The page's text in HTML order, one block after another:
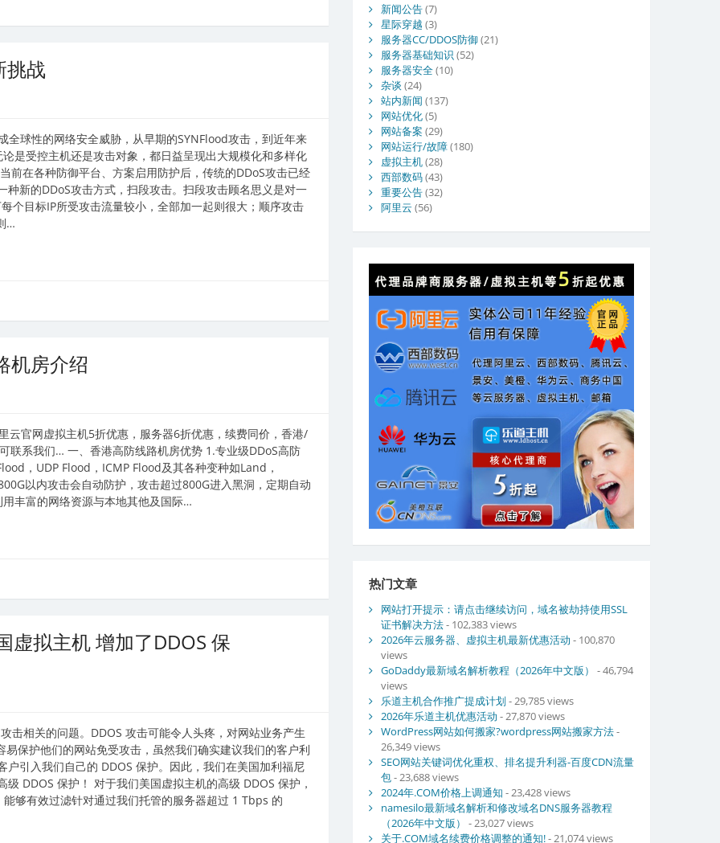
挑战
球性的网络安全威胁，从早期的SYNFlood攻击，到近年来
是受控主机还是攻击对象，都日益呈现出大规模化和多样化
前在各种防御平台、方案启用防护后，传统的DDoS攻击已经
新的DDoS攻击方式，扫段攻击。扫段攻击顾名思义是对一
个目标IP所受攻击流量较小，全部加一起则很大；顺序攻击
…
机房介绍
云官网虚拟主机5折优惠，服务器6折优惠，续费同价，香港/
联系我们… 一、香港高防线路机房优势 1.专业级DDoS高防
，UDP Flood，ICMP Flood及其各种变种如Land，
以内攻击会自动防护，攻击超过800G进入黑洞，定期自动
丰富的网络资源与本地其他及国际…
虚拟主机 增加了DDOS 保
击相关的问题。DDOS 攻击可能令人头疼，对网站业务产生
保护他们的网站免受攻击，虽然我们确实建议我们的客户利
引入我们自己的 DDOS 保护。因此，我们在美国加利福尼
DDOS 保护！ 对于我们美国虚拟主机的高级 DDOS 保护，
够有效过滤针对通过我们托管的服务器超过 1 Tbps 的
新闻公告(7)
星际穿越 (3)
服务器CC/DDOS防御(21)
服务器基础知识 (52)
服务器安全(10)
杂谈 (24)
站内新闻 (137)
网站优化(5)
网站备案 (29)
网站运行/故障(180)
虚拟主机(28)
西部数码(43)
重要公告(32)
阿里云 (56)
热门文章
网站打开提示：请点击继续访问，域名被劫持使用SSL
证书解决方法- 102,383 views
2026年云服务器、虚拟主机最新优惠活动 - 100,870
views
GoDaddy最新域名解析教程（2026年中文版）
- 46,794
views
乐道主机合作推广提成计划- 29,785 views
2026年乐道主机优惠活动 - 27,870 views
WordPress网站如何搬家?wordpress网站搬家方法-
26,349 views
SEO网站关键词优化重权、排名提升利器-百度CDN流量
包- 23,688 views
2024年.COM价格上调通知 - 23,428 views
namesilo最新域名解析和修改域名DNS服务器教程
（2026年中文版）
- 23,027 views
关于.COM域名续费价格调整的通知!- 21,074 views